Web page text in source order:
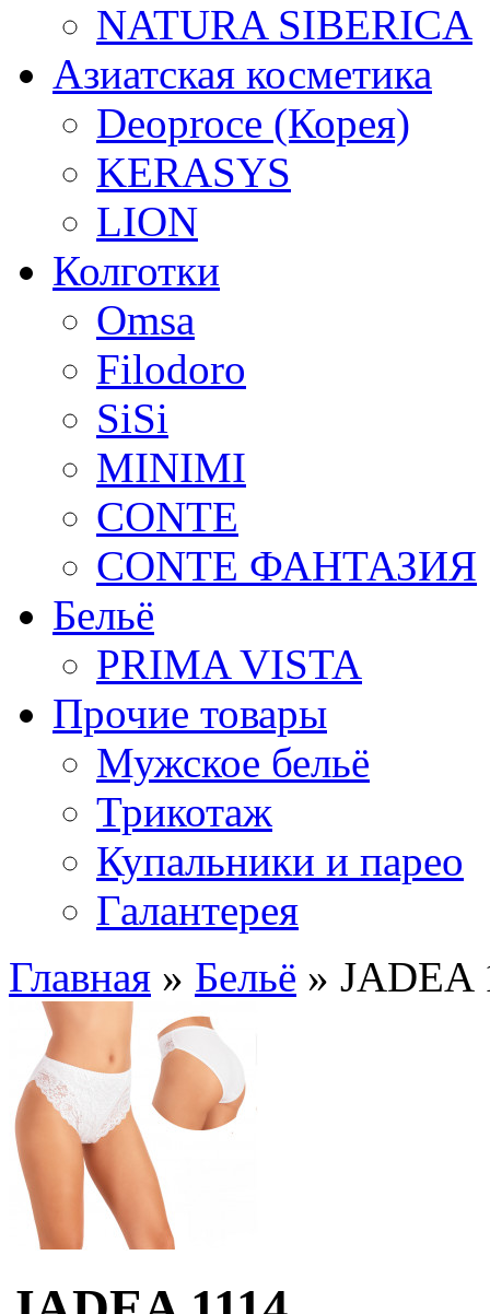
NATURA SIBERICA
Азиатская косметика
Deoproce (Корея)
KERASYS
LION
Колготки
Omsa
Filodoro
SiSi
MINIMI
CONTE
CONTE ФАНТАЗИЯ
Бельё
PRIMA VISTA
Прочие товары
Мужское бельё
Трикотаж
Купальники и парео
Галантерея
Главная » Бельё » JADEA